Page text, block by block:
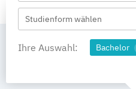
Studienform wählen
Ihre Auswahl: Bachelor